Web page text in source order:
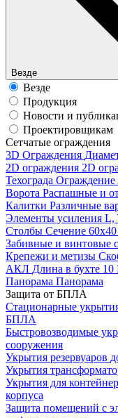
Везде
Везде
Продукция
Новости и
Проектировщикам
Cетчатые ограждения
3D Ограждения
2D ограждения 2D
Техограда Ограждение
Ворота Распашные и
Калитки Различные
Элементы усиления L,
Столбы Сечение
Забивные и винтовые
Крепежи и метизы
АКЛ Длина в бухте
Панорама Панорама
Защита от БПЛА
Стационарные
БПЛА
Быстровозводимые
сооружения
Укрытия резервуаров
Укрытия
Укрытия для
корпуса
Защита помещений с